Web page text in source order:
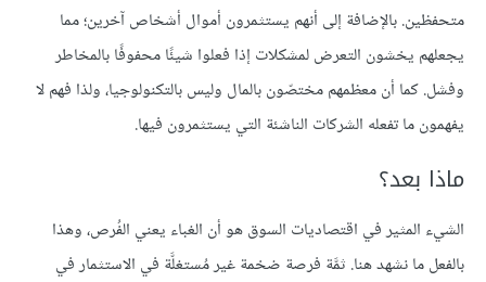
متحفظين. بالإضافة إلى أنهم يستثمرون أموال أشخاص آخرين؛ مما
يجعلهم يخشون التعرض لمشكلات إذا فعلوا شيئًا محفوفًا بالمخاطر
وفشل. كما أن معظمهم مختصّون بالمال وليس بالتكنولوجيا، ولذا فهم لا
يفهمون ما تفعله الشركات الناشئة التي يستثمرون فيها.
ماذا بعد؟
الشيء المثير في اقتصاديات السوق هو أن الغباء يعني الفُرص، وهذا
بالفعل ما نشهد هنا. ثمَّة فرصة ضخمة غير مُستغلَّة في الاستثمار في